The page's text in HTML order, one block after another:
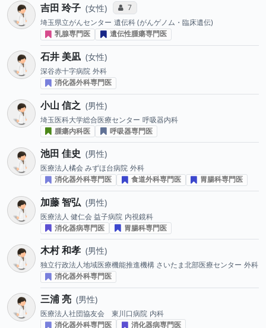
吉田 玲子 女性 コミュニケーション・タイプ投票数
7
埼玉県立がんセンター 遺伝科 (がんゲノム・臨床遺伝)
乳腺専門医
遺伝性腫瘍専門医
石井 美凪 女性
深谷赤十字病院 外科
消化器外科専門医
小山 信之 男性
埼玉医科大学総合医療センター 呼吸器内科
腫瘍内科医
呼吸器専門医
池田 佳史 男性
医療法人橘会 みずほ台病院 外科
消化器外科専門医
食道外科専門医 胃腸科専門医
加藤 智弘 男性
医療法人 健仁会 益子病院 内視鏡科
消化器病専門医
胃腸科専門医
木村 和孝 男性
独立行政法人地域医療機能推進機構 さいたま北部医療センター 外科
消化器外科専門医
三浦 亮 男性
医療法人社団協友会 東川口病院 内科
消化器外科専門医
消化器病専門医